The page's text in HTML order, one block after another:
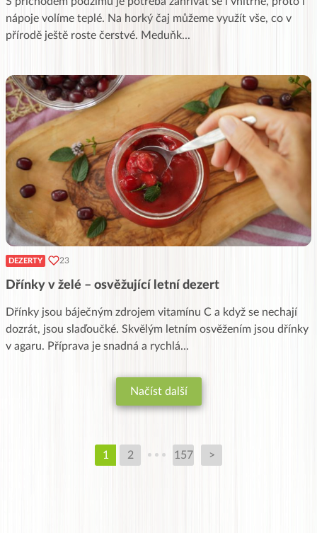
nápoje volíme teplé. Na horký čaj můžeme využít vše, co v
přírodě ještě roste čerstvé. Meduňk...
DEZERTY 23
Dřínky v želé – osvěžující letní dezert
Dřínky jsou báječným zdrojem vitamínu C a když se nechají
dozrát, jsou slaďoučké. Skvělým letním osvěžením jsou dřínky
v agaru. Příprava je snadná a rychlá...
Načíst další
1 2 157 >